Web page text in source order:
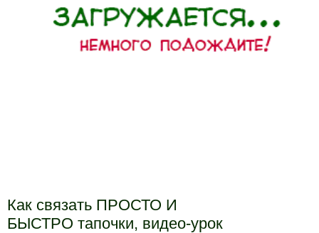
Как связать ПРОСТО И
БЫСТРО тапочки, видео-урок